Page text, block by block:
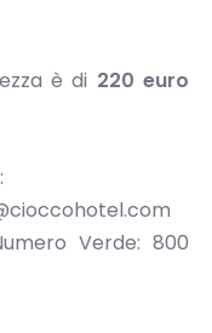
è di 220 euro
:
Verde: 800